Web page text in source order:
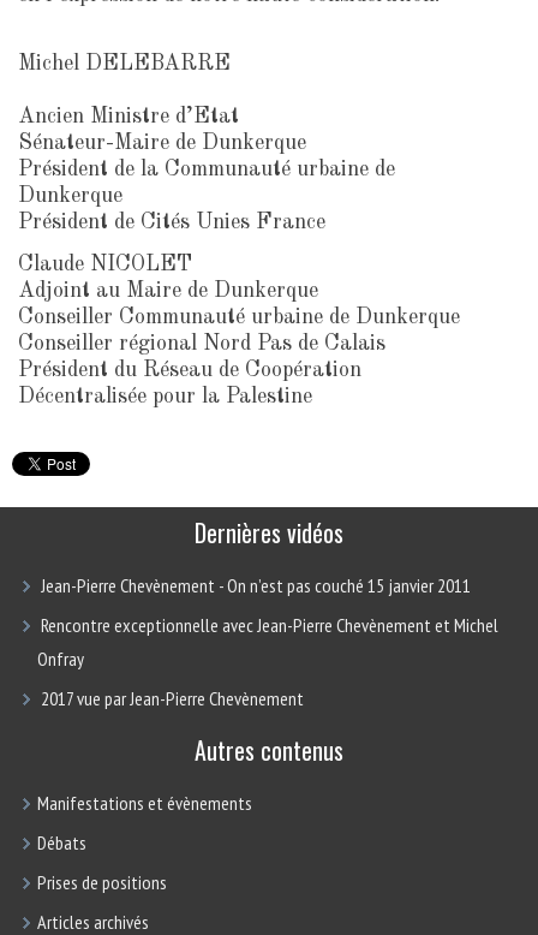
Michel DELEBARRE
Ancien Ministre d’Etat
Sénateur-Maire de Dunkerque
Président de la Communauté urbaine de
Dunkerque
Président de Cités Unies France
Claude NICOLET
Adjoint au Maire de Dunkerque
Conseiller Communauté urbaine de Dunkerque
Conseiller régional Nord Pas de Calais
Président du Réseau de Coopération
Décentralisée pour la Palestine
Dernières vidéos
Jean-Pierre Chevènement - On n’est pas couché 15 janvier 2011
Rencontre exceptionnelle avec Jean-Pierre Chevènement et Michel
Onfray
2017 vue par Jean-Pierre Chevènement
Autres contenus
Manifestations et évènements
Débats
Prises de positions
Articles archivés